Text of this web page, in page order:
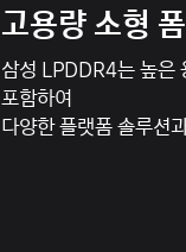
고용량 소형
삼성 LPDDR4는 높은
포함하여
다양한 플랫폼 솔루션